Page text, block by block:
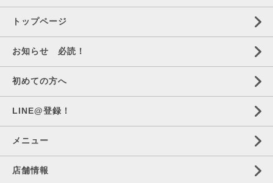
トップページ
お知らせ 必読！
初めての方へ
LINE@登録！
メニュー
店舗情報